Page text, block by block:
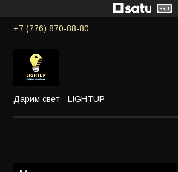
+7 (776) 870-88-80
Дарим свет - LIGHTUP